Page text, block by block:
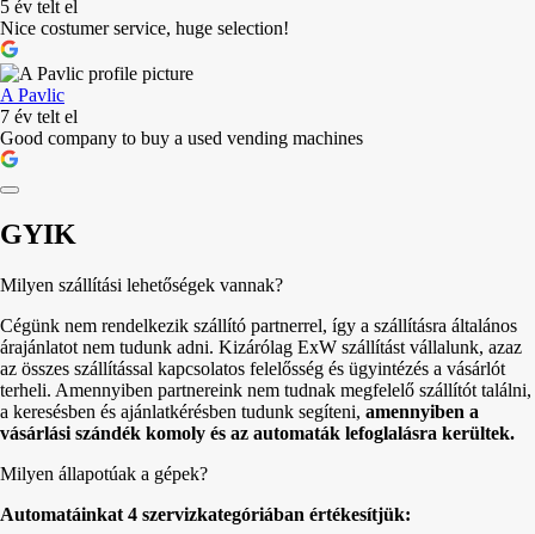
5 év telt el
Nice costumer service, huge selection!
A Pavlic
7 év telt el
Good company to buy a used vending machines
GYIK
Milyen szállítási lehetőségek vannak?
Cégünk nem rendelkezik szállító partnerrel, így a szállításra általános
árajánlatot nem tudunk adni. Kizárólag ExW szállítást vállalunk, azaz
az összes szállítással kapcsolatos felelősség és ügyintézés a vásárlót
terheli. Amennyiben partnereink nem tudnak megfelelő szállítót találni,
a keresésben és ajánlatkérésben tudunk segíteni, amennyiben a
vásárlási szándék komoly és az automaták lefoglalásra kerültek.
Milyen állapotúak a gépek?
Automatáinkat 4 szervizkategóriában értékesítjük: